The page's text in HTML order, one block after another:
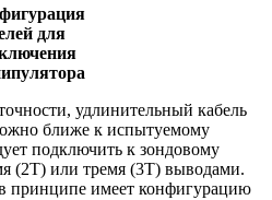
для
удлинительный кабель
ближе к испытуемому
подключить к зондовому
(2T) или тремя (3T) выводами.
принципе имеет конфигурацию